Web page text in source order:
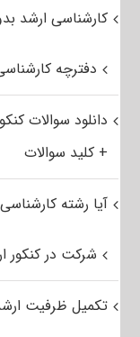
کارشناسی ارشد
دفترچه
دانلود سوالات
+ کلید سوالات
آیا رشته
شرکت در کنکور
تکمیل ظرفیت ارشد